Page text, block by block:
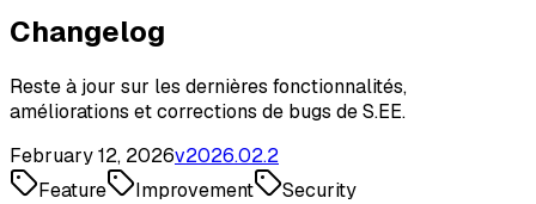
Changelog
Reste à jour sur les dernières fonctionnalités,
améliorations et corrections de bugs de S.EE.
February 12, 2026v2026.02.2
Feature
Improvement Security